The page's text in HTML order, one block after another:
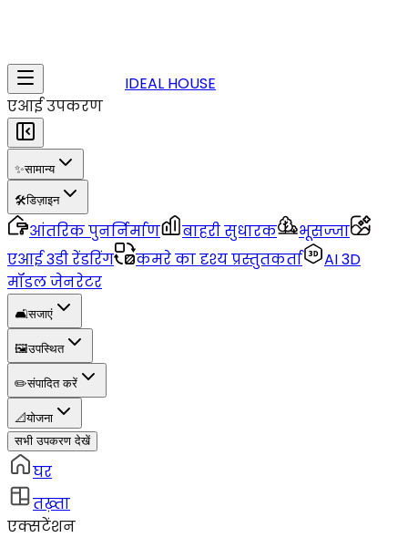
IDEAL HOUSE
एआई उपकरण
✨सामान्य
🛠️डिज़ाइन
आंतरिक पुनर्निर्माण बाहरी सुधारक
भूसज्जा
एआई 3डी रेंडरिंग
कमरे का दृश्य प्रस्तुतकर्ता
AI 3D
मॉडल जेनरेटर
🛋️सजाएं
🖼️उपस्थित
✏️संपादित करें
📐योजना
सभी उपकरण देखें
घर
तख़्ता
एक्सटेंशन